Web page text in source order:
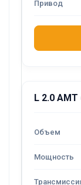
L 2.0 AMT